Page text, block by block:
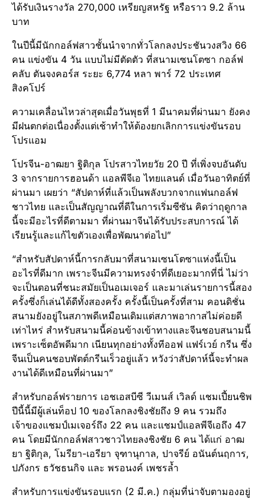
ได้รับเงินรางวัล 270,000 เหรียญสหรัฐ หรือราว 9.2 ล้าน
บาท
ในปีนี้มีนักกอล์ฟสาวชั้นนำจากทั่วโลกลงประชันวงสวิง 66
คน แข่งขัน 4 วัน แบบไม่มีตัดตัว ที่สนามเซนโตซา กอล์ฟ
คลับ ตันจงคอร์ส ระยะ 6,774 หลา พาร์ 72 ประเทศ
สิงคโปร์
ความเคลื่อนไหวล่าสุดเมื่อวันพุธที่ 1 มีนาคมที่ผ่านมา ยังคง
มีฝนตกต่อเนื่องตั้งแต่เช้าทำให้ต้องยกเลิกการแข่งขันรอบ
โปรแอม
โปรจีน-อาฒยา ฐิติกุล โปรสาวไทยวัย 20 ปี ที่เพิ่งจบอันดับ
3 จากรายการฮอนด้า แอลพีจีเอ ไทยแลนด์ เมื่อวันอาทิตย์ที่
ผ่านมา เผยว่า “สัปดาห์ที่แล้วเป็นพลังบวกจากแฟนกอล์ฟ
ชาวไทย และเป็นสัญญาณที่ดีในการเริ่มซีซัน คิดว่าฤดูกาล
นี้จะมีอะไรที่ดีตามมา ที่ผ่านมาจีนได้รับประสบการณ์ ได้
เรียนรู้และแก้ไขตัวเองเพื่อพัฒนาต่อไป”
“สำหรับสัปดาห์นี้การกลับมาที่สนามเซนโตซาแห่งนี้เป็น
อะไรที่ดีมาก เพราะจีนมีความทรงจำที่ดีเยอะมากที่นี่ ไม่ว่า
จะเป็นตอนที่ชนะสมัยเป็นอเมเจอร์ และมาเล่นรายการนี้สอง
ครั้งซึ่งก็เล่นได้ดีทั้งสองครั้ง ครั้งนี้เป็นครั้งที่สาม คอนดิชั่น
สนามยังอยู่ในสภาพดีเหมือนเดิมแต่สภาพอากาสไม่ค่อยดี
เท่าไหร่ สำหรับสนามนี้ค่อนข้างเข้าทางและจีนชอบสนามนี้
เพราะเซ็ตอัพดีมาก เนียนทุกอย่างทั้งทีออฟ แฟร์เวย์ กรีน ซึ่ง
จีนเป็นคนชอบพัตต์กรีนเร็วอยู่แล้ว หวังว่าสัปดาห์นี้จะทำผล
งานได้ดีเหมือนที่ผ่านมา”
สำหรับกอล์ฟรายการ เอชเอสบีซี วีเมนส์ เวิลด์ แชมเปี้ยนชิพ
ปีนี้นี้มีผู้เล่นท็อป 10 ของโลกลงชิงชัยถึง 9 คน รวมถึง
เจ้าของแชมป์เมเจอร์ถึง 22 คน และแชมป์แอลพีจีเอถึง 47
คน โดยมีนักกอล์ฟสาวชาวไทยลงชิงชัย 6 คน ได้แก่ อาฒ
ยา ฐิติกุล, โมรียา-เอรียา จุฑานุกาล, ปาจรีย์ อนันต์นฤการ,
ปภังกร ธวัชธนกิจ และ พรอนงค์ เพชรล้ำ
สำหรับการแข่งขันรอบแรก (2 มี.ค.) กลุ่มที่น่าจับตามองอยู่